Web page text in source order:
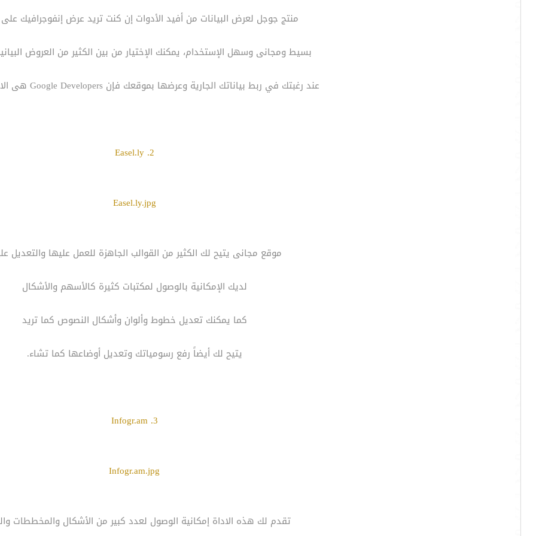
منتج جوجل لعرض البيانات من أفيد الأدوات إن كنت تريد عرض إنفوجرافيك
بسيط ومجانى وسهل الإستخدام، يمكنك الإختيار من بين الكثير من العروض
عند رغبتك في ربط بياناتك الجارية وعرضها بموقعك فإن Google Developers هى الاداة المناسبة.
2. Easel.ly
Easel.ly.jpg
موقع مجانى يتيح لك الكثير من القوالب الجاهزة للعمل عليها والتعديل
لديك الإمكانية بالوصول لمكتبات كثيرة كالأسهم والأشكال
كما يمكنك تعديل خطوط وألوان وأشكال النصوص كما تريد
يتيح لك أيضاً رفع رسومياتك وتعديل أوضاعها كما تشاء.
3. Infogr.am
Infogr.am.jpg
تقدم لك هذه الاداة إمكانية الوصول لعدد كبير من الأشكال والمخططات